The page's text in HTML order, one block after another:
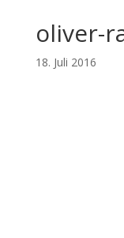
oliver-
18. Juli 2016